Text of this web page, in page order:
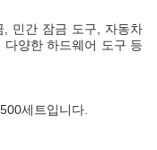
민간 잠금 도구, 자동차
양한 하드웨어 도구 등
세트입니다.